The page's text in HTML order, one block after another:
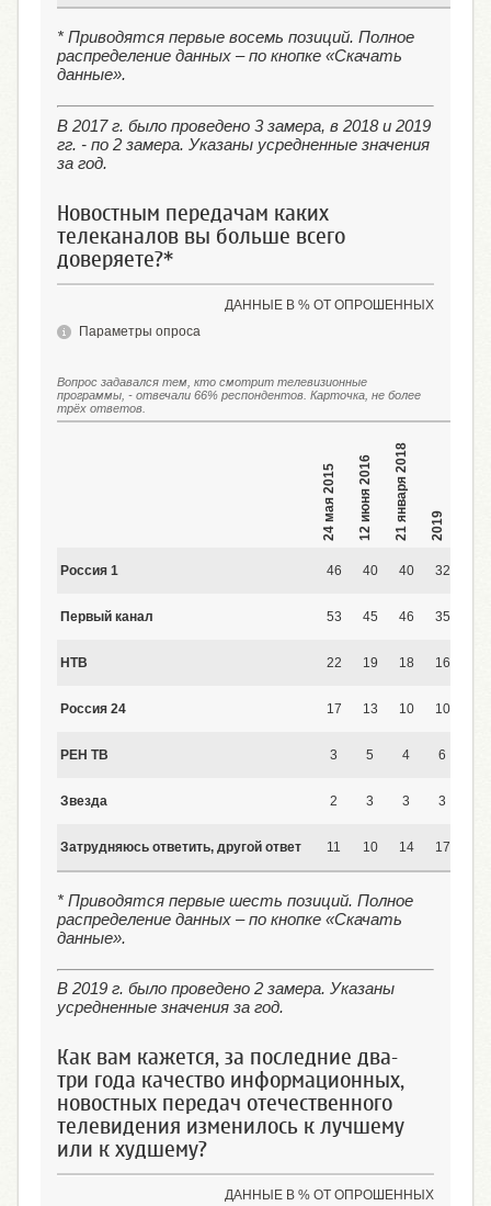
* Приводятся первые восемь позиций. Полное
распределение данных – по кнопке «Скачать
данные».
В 2017 г. было проведено 3 замера, в 2018 и 2019
гг. - по 2 замера. Указаны усредненные значения
за год.
Новостным передачам каких
телеканалов вы больше всего
доверяете?*
ДАННЫЕ В % ОТ ОПРОШЕННЫХ
Параметры опроса
Вопрос задавался тем, кто смотрит телевизионные
программы, - отвечали 66% респондентов. Карточка, не более
трёх ответов.
24 мая 2015 12 июня 2016 21 января 2018 2019
Россия 1 46 40 40 32
Первый канал 53 45 46 35
НТВ 22 19 18 16
Россия 24 17 13 10 10
РЕН ТВ 3 5 4 6
Звезда 2 3 3 3
Затрудняюсь ответить, другой ответ 11 10 14 17
* Приводятся первые шесть позиций. Полное
распределение данных – по кнопке «Скачать
данные».
В 2019 г. было проведено 2 замера. Указаны
усредненные значения за год.
Как вам кажется, за последние два-
три года качество информационных,
новостных передач отечественного
телевидения изменилось к лучшему
или к худшему?
ДАННЫЕ В % ОТ ОПРОШЕННЫХ